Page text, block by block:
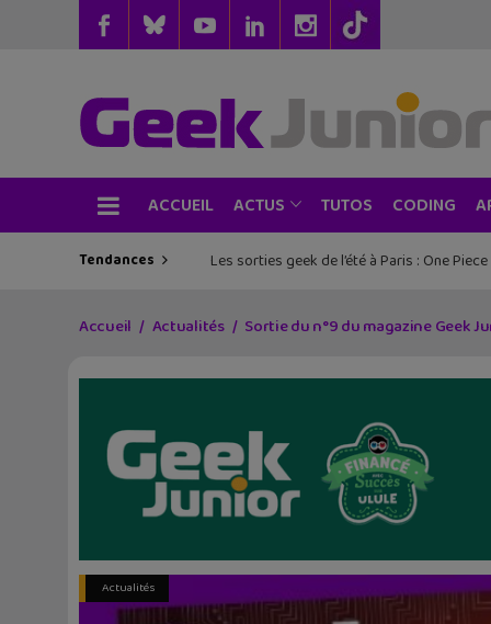
ACCUEIL ACTUS TUTOS CODING
Tendances Les sorties geek de l’été à Paris : One
Accueil Actualités Sortie du n°9 du magazine Geek
Actualités